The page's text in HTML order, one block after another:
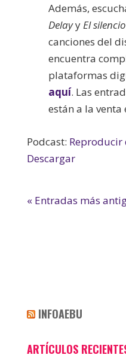
Además,
DelayyEl
canciones del
encuentra
plataformas
aquí. Las
están a la venta
Podcast: Reproducir
Descargar
« Entradas más
INFOAEBU
ARTÍCULOS